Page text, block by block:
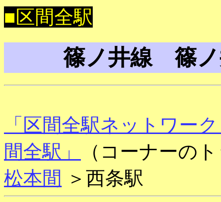
■区間全駅
篠ノ井線 篠
「区間全駅ネットワー
間全駅」
（コーナーの
松本間 ＞西条駅